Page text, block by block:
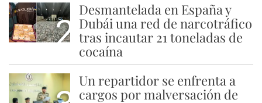
2
Desmantelada en España y
Dubái una red de narcotráfico
tras incautar 21 toneladas de
cocaína
Un repartidor se enfrenta a
cargos por malversación de